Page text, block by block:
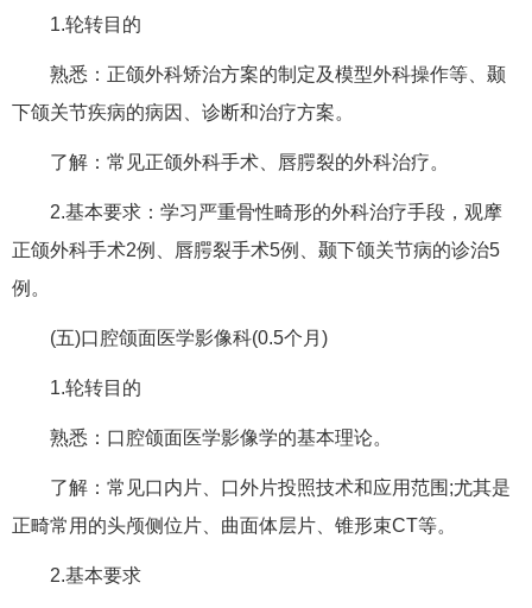
1.轮转目的
熟悉：正颌外科矫治方案的制定及模型外科操作等、颞
下颌关节疾病的病因、诊断和治疗方案。
了解：常见正颌外科手术、唇腭裂的外科治疗。
2.基本要求：学习严重骨性畸形的外科治疗手段，观摩
正颌外科手术2例、唇腭裂手术5例、颞下颌关节病的诊治5
例。
(五)口腔颌面医学影像科(0.5个月)
1.轮转目的
熟悉：口腔颌面医学影像学的基本理论。
了解：常见口内片、口外片投照技术和应用范围;尤其是
正畸常用的头颅侧位片、曲面体层片、锥形束CT等。
2.基本要求